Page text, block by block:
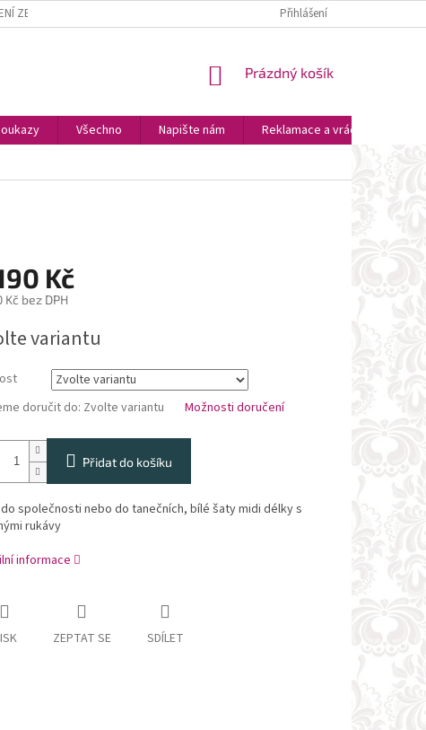
ZBOŽÍ OSOBNÍ VYZVEDNUTÍ
Přihlášení
NÁKUPNÍ
Prázdný košík
Všechno Napište nám
Reklamace a vrácení zboží
Kč
Kč bez DPH
variantu
doručit do: Zvolte variantu Možnosti doručení
Přidat do košíku
společnosti nebo do tanečních, bílé šaty midi délky s
rukávy
informace
ZEPTAT SE SDÍLET